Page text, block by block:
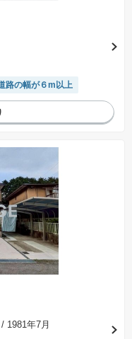
路の幅が６m以上
/ 1981年7月